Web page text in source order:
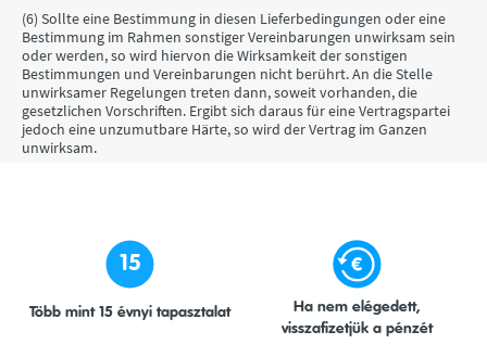
(6) Sollte eine Bestimmung in diesen Lieferbedingungen oder eine
Bestimmung im Rahmen sonstiger Vereinbarungen unwirksam sein
oder werden, so wird hiervon die Wirksamkeit der sonstigen
Bestimmungen und Vereinbarungen nicht berührt. An die Stelle
unwirksamer Regelungen treten dann, soweit vorhanden, die
gesetzlichen Vorschriften. Ergibt sich daraus für eine Vertragspartei
jedoch eine unzumutbare Härte, so wird der Vertrag im Ganzen
unwirksam.
15
Több mint 15 évnyi tapasztalat
Ha nem elégedett,
visszafizetjük a pénzét